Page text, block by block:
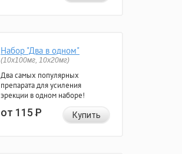
Набор "Два в одном"
(10x100мг, 10x20мг)
Два самых популярных
препарата для усиления
эрекции в одном наборе!
от 115Р Купить